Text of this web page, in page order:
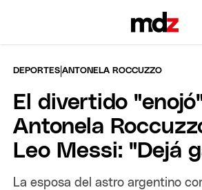
DEPORTES |ANTONELA ROCCUZZO
El divertido
Antonela
Leo Messi: "Dejá
La esposa del astro argentino